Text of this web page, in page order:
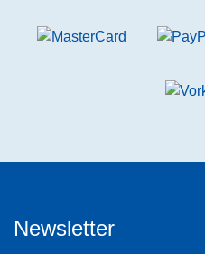
Newsletter